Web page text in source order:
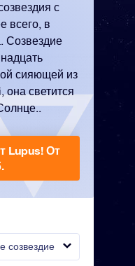
созвездие
с
всего, в
Созвездие
сияющей из
она светится
Lupus! От